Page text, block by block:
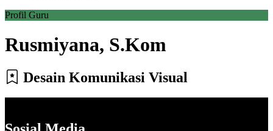
Profil Guru
Rusmiyana, S.Kom
Desain Komunikasi Visual